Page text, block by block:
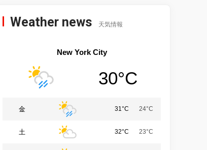
Weather news 天気情報
New York City
30°C
金 31°C 24°C
土 32°C 23°C